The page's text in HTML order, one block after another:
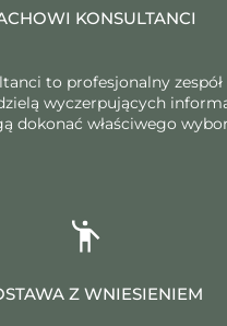
KONSULTANCI
to profesjonalny zespół
wyczerpujących
dokonać właściwego
Z WNIESIENIEM